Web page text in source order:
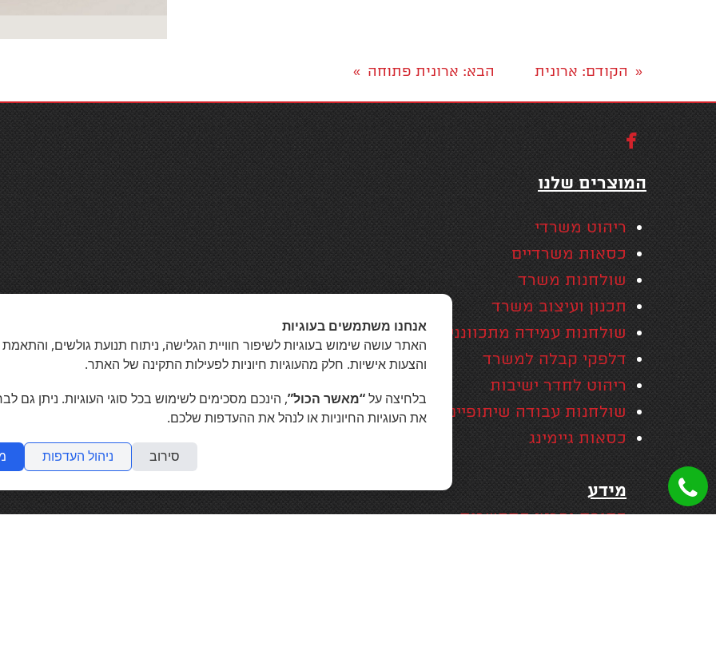
« הקודם: ארונית הבא: ארונית פתוחה »

המוצרים שלנו
ריהוט משרדי
כסאות משרדיים
שולחנות משרד
תכנון ועיצוב משרד
שולחנות עמידה מתכווננים חשמליים
דלפקי קבלה למשרד
ריהוט לחדר ישיבות
שולחנות עבודה שיתופיים
כסאות גיימינג
מידע
כתובת ופרטי התקשרות
אנחנו משתמשים בעוגיות
האתר עושה שימוש בעוגיות לשיפור חוויית הגלישה, ניתוח תנועת גולשים,
והצעות אישיות. חלק מהעוגיות חיוניות לפעילות התקינה של האתר.
בלחיצה על“מאשר הכול”, הינכם מסכימים לשימוש בכל סוגי העוגיות. ניתן גם
את העוגיות החיוניות או לנהל את ההעדפות שלכם.
סירוב ניהול העדפות